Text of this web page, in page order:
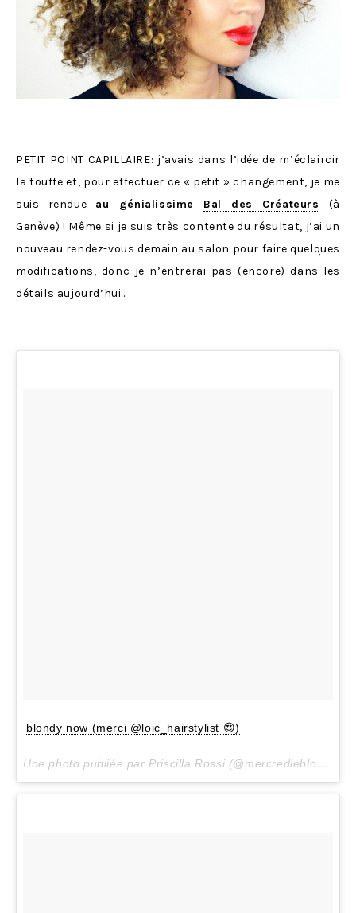
PETIT POINT CAPILLAIRE: j’avais dans l’idée de m’éclaircir
la touffe et, pour effectuer ce « petit » changement, je me
suis rendue au génialissime Bal des Créateurs
(à
Genève) ! Même si je suis très contente du résultat, j’ai un
nouveau rendez-vous demain au salon pour faire quelques
modifications, donc je n’entrerai pas (encore) dans les
détails aujourd’hui…
blondy now (merci @loic_hairstylist 😍)
Une photo publiée par Priscilla Rossi (@mercredieblog) le